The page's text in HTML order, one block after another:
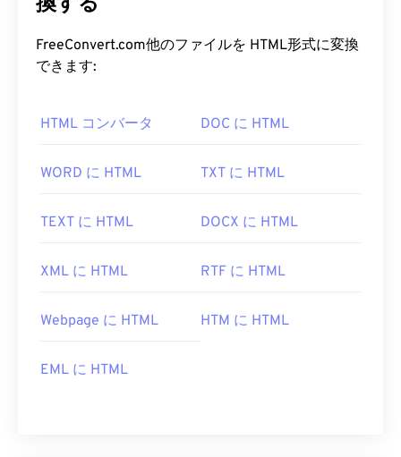
す。PDFファイルは、どのデバイスやオペレーティ
ングシステムでも常に同じ外観を保ちます。
ばいいですか?
PDFファイルを開く必要がある場合、ほとんどの人
AdobeはPDF標準を開発し、そのプログラムは間違
いなく最も
人気のある無料PDFリーダー
ない、あるいは使いたくない機能がたくさん含まれ
す。
はPDFファイル自体を開くことができます。アドオ
FreeConvert.com他のファイルを HTML形式に変換
できます:
HTML コンバータ DOC に HTML
WORD に HTML TXT に HTML
TEXT に HTML DOCX に HTML
XML に HTML RTF に HTML
Webpage に HTML HTM に HTML
EML に HTML